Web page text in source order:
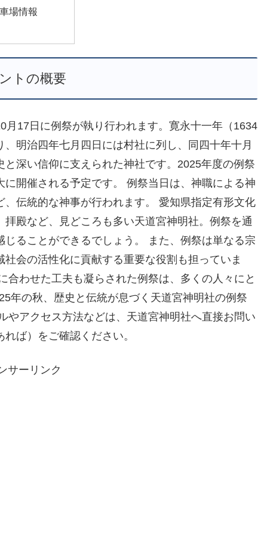
場情報
トの概要
17日に例祭が執り行われます。寛永十一年（1634
明治四年七月四日には村社に列し、同四十年十月
深い信仰に支えられた神社です。2025年度の例祭
開催される予定です。 例祭当日は、神職による神
伝統的な神事が行われます。 愛知県指定有形文化
殿など、見どころも多い天道宮神明社。例祭を通
ることができるでしょう。 また、例祭は単なる宗
会の活性化に貢献する重要な役割も担っていま
わせた工夫も凝らされた例祭は、多くの人々にと
年の秋、歴史と伝統が息づく天道宮神明社の例祭
やアクセス方法などは、天道宮神明社へ直接お問い
ば）をご確認ください。
サーリンク